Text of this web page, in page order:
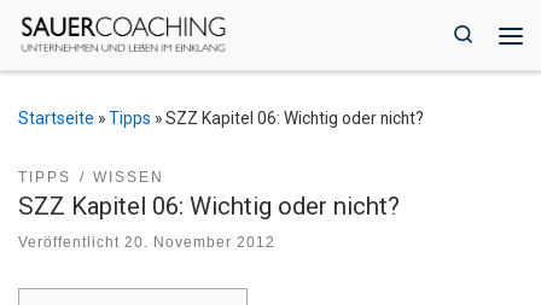
Zum Inhalt springen
Search
Startseite »Tipps »SZZ Kapitel 06: Wichtig oder nicht?
TIPPS WISSEN
SZZ Kapitel 06: Wichtig oder nicht?
Veröffentlicht 20. November 2012